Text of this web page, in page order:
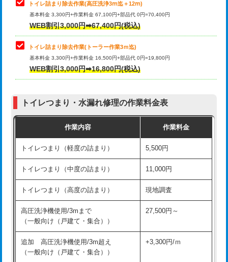
トイレ詰まり除去作業(高圧洗浄3ⅿ迄＋12ⅿ)
基本料金 3,300円+作業料金 67,100円+部品代 0円=70,400円
WEB割引3,000円➡67,400円(税込)
トイレ詰まり除去作業(トーラー作業3ｍ迄)
基本料金 3,300円+作業料金 16,500円+部品代 0円=19,800円
WEB割引3,000円➡16,800円(税込)
トイレつまり・水漏れ修理の作業料金表
作業内容 作業料金
トイレつまり（軽度の詰まり） 5,500円
トイレつまり（中度の詰まり） 11,000円
トイレつまり（高度の詰まり） 現地調査
高圧洗浄機使用/3mまで
（一般向け（戸建て・集合））
27,500円～
追加 高圧洗浄機使用/3m超え
（一般向け（戸建て・集合））
+3,300円/ｍ